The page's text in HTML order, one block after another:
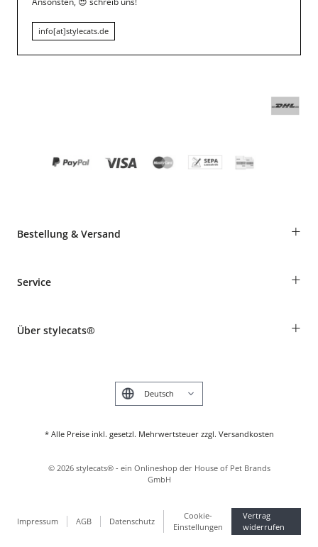
info[at]stylecats.de
Bestellung & Versand +
Informationen zur Lieferung
Produkte reklamieren und zurücksenden
Service +
Tierkrankenversicherung
Über stylecats® +
* Alle Preise inkl. gesetzl. Mehrwertsteuer zzgl. Versandkosten
English
Impressum AGB Datenschutz
Cookie-
Einstellungen
Vertrag
widerrufen
© 2026 stylecats® - ein Onlineshop der House of Pet Brands
GmbH